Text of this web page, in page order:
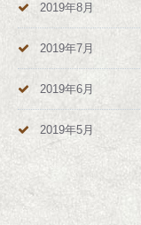
2019年8月
2019年7月
2019年6月
2019年5月